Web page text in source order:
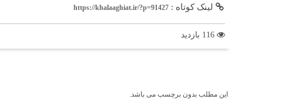
لینک کوتاه : https://khalaaghiat.ir/?p=91427
این مطلب بدون برچسب می باشد.